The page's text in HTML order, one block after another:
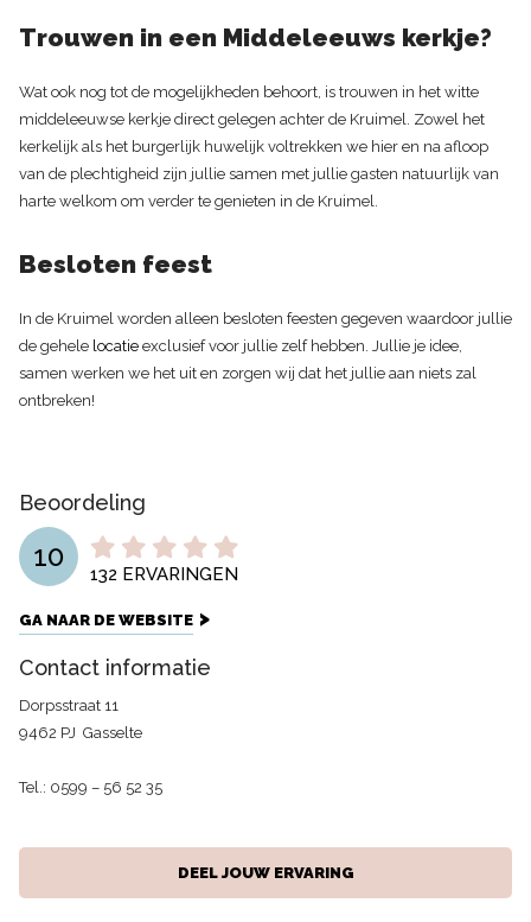
Trouwen in een Middeleeuws kerkje?
Wat ook nog tot de mogelijkheden behoort, is trouwen in het witte
middeleeuwse kerkje direct gelegen achter de Kruimel. Zowel het
kerkelijk als het burgerlijk huwelijk voltrekken we hier en na afloop
van de plechtigheid zijn jullie samen met jullie gasten natuurlijk van
harte welkom om verder te genieten in de Kruimel.
Besloten feest
In de Kruimel worden alleen besloten feesten gegeven waardoor jullie
de gehele locatie exclusief voor jullie zelf hebben. Jullie je idee,
samen werken we het uit en zorgen wij dat het jullie aan niets zal
ontbreken!
Beoordeling
10
132 ERVARINGEN
GA NAAR DE WEBSITE
Contact informatie
Dorpsstraat 11
9462 PJ Gasselte
Tel.: 0599 – 56 52 35
DEEL JOUW ERVARING